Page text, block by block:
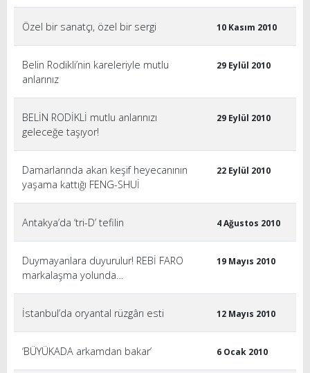
Özel bir sanatçı, özel bir sergi 10 Kasım 2010
Belin Rodikli’nin kareleriyle mutlu
anlarınız
29 Eylül 2010
BELİN RODİKLİ mutlu anlarınızı
geleceğe taşıyor!
29 Eylül 2010
Damarlarında akan keşif heyecanının
yaşama kattığı FENG-SHUİ
22 Eylül 2010
Antakya’da ‘tri-D’ tefilin 4 Ağustos 2010
Duymayanlara duyurulur! REBİ FARO
markalaşma yolunda…
19 Mayıs 2010
İstanbul’da oryantal rüzgârı esti 12 Mayıs 2010
‘BÜYÜKADA arkamdan bakar’ 6 Ocak 2010